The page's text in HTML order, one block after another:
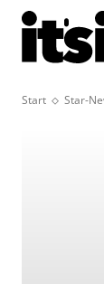
Start Star-